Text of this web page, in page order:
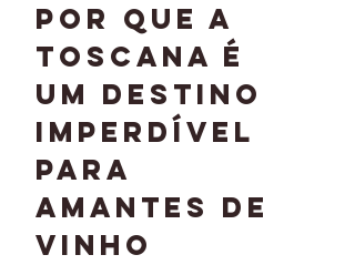
Por que a
Toscana é
um Destino
Imperdível
para
Amantes de
Vinho